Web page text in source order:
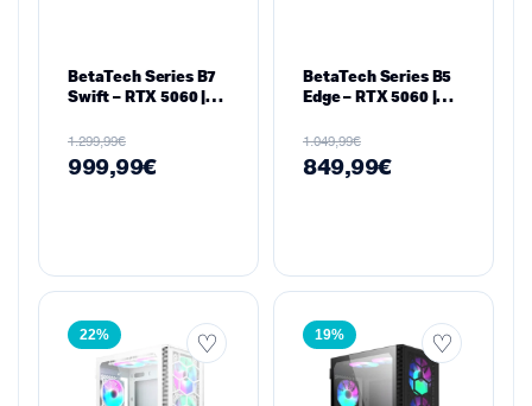
BetaTech Series B7
Swift – RTX 5060 |
16GB DDR4 | 512GB
NVMe
1.299,99€
999,99€
BetaTech Series B5
Edge – RTX 5060 |
16GB DDR4 | 512GB
NVMe
1.049,99€
849,99€
22% 19%